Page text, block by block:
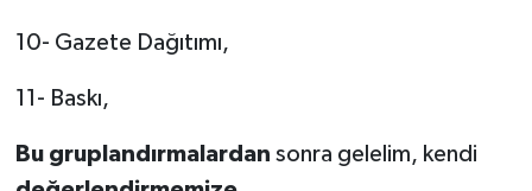
10- Gazete Dağıtımı,
11- Baskı,
Bu gruplandırmalardan sonra gelelim, kendi